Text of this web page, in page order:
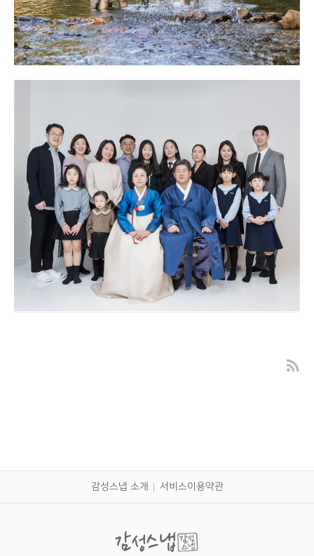
대구 칠순잔치 고희연 촬영 - 야외 가족사진
감성스냅 소개 서비스이용약관